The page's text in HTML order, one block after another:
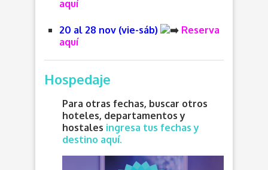
aquí
20 al 28 nov (vie-sáb)
Reserva
aquí
Hospedaje
Para otras fechas, buscar otros
hoteles, departamentos y
hostales ingresa tus fechas y
destino aquí.